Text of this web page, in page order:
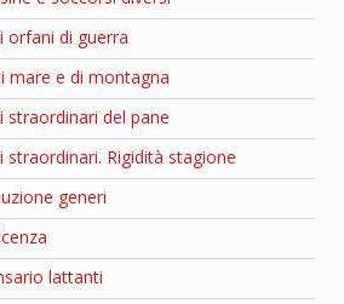
orfani di guerra
mare e di montagna
straordinari del pane
straordinari. Rigidità stagione
generi
lattanti